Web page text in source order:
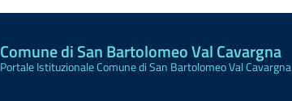
Comune di San Bartolomeo Val Cavargna
Portale Istituzionale Comune di San Bartolomeo Val Cavargna